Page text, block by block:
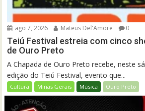
ago 7, 2026 Mateus Del'Amore 0
Teiú Festival estreia com cinco
de Ouro Preto
A Chapada de Ouro Preto recebe, neste
edição do Teiú Festival, evento que...
Cultura Minas Gerais Música Ouro Preto